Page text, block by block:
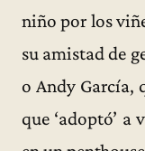
niño por los
su amistad de
o Andy García,
que ‘adoptó’